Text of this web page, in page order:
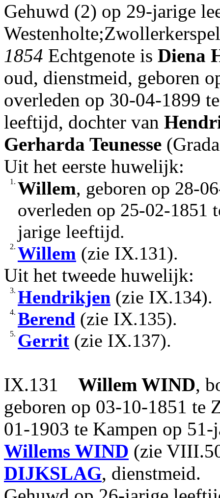
Gehuwd (2) op 29-jarige
1854 Echtgenote is Diena
oud, dienstmeid, geboren
overleden op 30-04-1899
leeftijd, dochter van
Gerharda Teunesse
Uit het eerste huwelijk:
1. Willem, geboren op 28-
overleden op 25-02-1851
jarige leeftijd.
2. Willem (zie IX.131).
Uit het tweede huwelijk:
3. Hendrikjen (zie IX.134).
4. Berend (zie IX.135).
5. Gerrit (zie IX.137).
IX.131 Willem WIND,
geboren op 03-10-1851 te
01-1903 te Kampen op
Willems WIND (zie
DIJKSLAG, dienstmeid.